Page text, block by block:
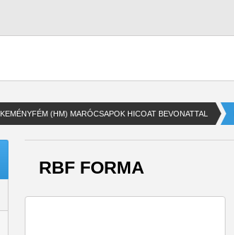
KEMÉNYFÉM (HM) MARÓCSAPOK HICOAT BEVONATTAL
RBF FORMA